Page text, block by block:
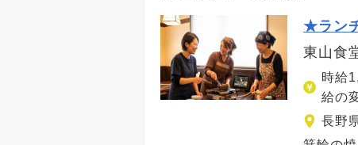
★ラン
東山食
時給
給の
長野